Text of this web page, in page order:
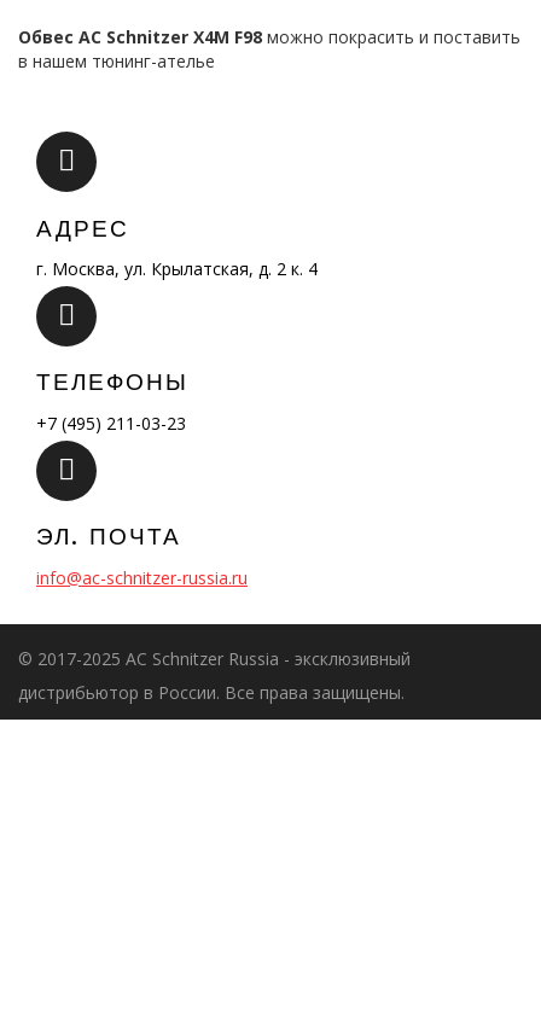
Обвес AC Schnitzer X4M F98 можно покрасить и поставить
в нашем тюнинг-ателье
АДРЕС
г. Москва, ул. Крылатская, д. 2 к. 4
ТЕЛЕФОНЫ
+7 (495) 211-03-23
ЭЛ. ПОЧТА
info@ac-schnitzer-russia.ru
© 2017-2025 AC Schnitzer Russia - эксклюзивный
дистрибьютор в России. Все права защищены.